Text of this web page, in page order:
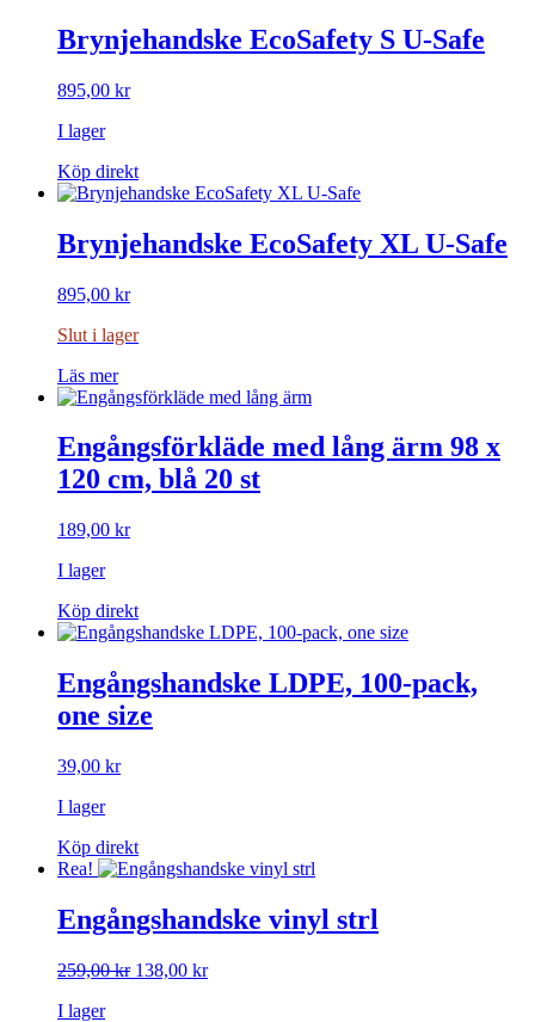
Brynjehandske EcoSafety S U-Safe
895,00 kr
I lager
Köp direkt
Brynjehandske EcoSafety XL U-Safe
895,00 kr
Slut i lager
Läs mer
Engångsförkläde med lång ärm 98 x
120 cm, blå 20 st
189,00 kr
I lager
Köp direkt
Engångshandske LDPE, 100-pack,
one size
39,00 kr
I lager
Köp direkt
Rea!
Engångshandske vinyl strl
259,00kr Det
138,00 krDet
I lager